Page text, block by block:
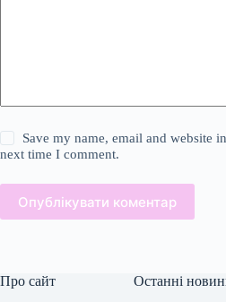
Save my name, email and website
next time I comment.
Опублікувати коментар
Про сайт
Останні